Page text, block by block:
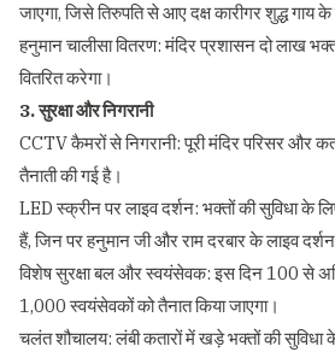
जाएगा, जिसे तिरुपति से आए दक्ष कारीगर शुद्ध गाय
हनुमान चालीसा वितरण: मंदिर प्रशासन दो लाख
वितरित करेगा।
3. सुरक्षा और निगरानी
CCTV कैमरों से निगरानी: पूरी मंदिर परिसर और
तैनाती की गई है।
LED स्क्रीन पर लाइव दर्शन: भक्तों की सुविधा के
हैं, जिन पर हनुमान जी और राम दरबार के लाइव
विशेष सुरक्षा बल और स्वयंसेवक: इस दिन 100 से
1,000 स्वयंसेवकों को तैनात किया जाएगा।
चलंत शौचालय: लंबी कतारों में खड़े भक्तों की